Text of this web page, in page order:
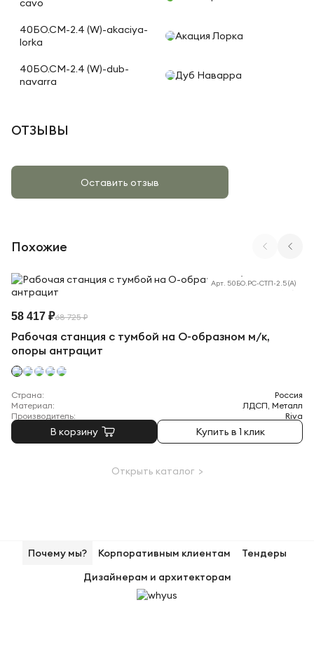
cavo
40БО.СМ-2.4 (W)-akaciya-
lorka
Акация Лорка
40БО.СМ-2.4 (W)-dub-
navarra
Дуб Наварра
ОТЗЫВЫ
Оставить отзыв
Похожие
Арт. 50БО.РС-СТП-2.5 (A)
Рабочая станция с тумбой на О-образном м/к,
опоры антрацит
58 417 ₽68 725 ₽
В корзину Купить в 1 клик
Страна:
Россия
Материал:
ЛДСП, Металл
Производитель:
Riva
Открыть каталог >
Почему мы? Корпоративным клиентам
Тендеры
Дизайнерам и архитекторам